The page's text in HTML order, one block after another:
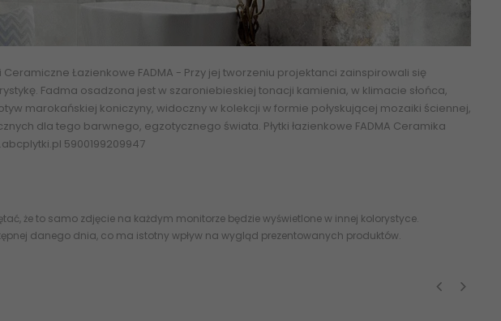
Ceramiczne Łazienkowe FADMA - Przy jej tworzeniu projektanci zainspirowali się
Fadma osadzona jest w szaroniebieskiej tonacji kamienia, w klimacie słońca,
marokańskiej koniczyny, widoczny w kolekcji w formie połyskującej mozaiki ściennej,
dla tego barwnego, egzotycznego świata. Płytki łazienkowe FADMA Ceramika
5900199209947
że to samo zdjęcie na każdym monitorze będzie wyświetlone w innej kolorystyce.
danego dnia, co ma istotny wpływ na wygląd prezentowanych produktów.